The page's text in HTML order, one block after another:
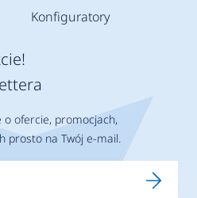
Konfiguratory
ofercie, promocjach,
prosto na Twój e-mail.